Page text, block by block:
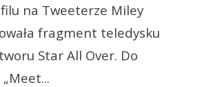
na Tweeterze Miley
fragment teledysku
Star All Over. Do
„Meet...